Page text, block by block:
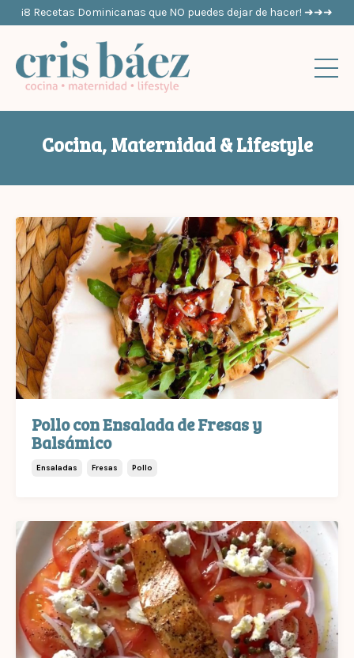
¡8 Recetas Dominicanas que NO puedes dejar de hacer! ➜➜➜
Cocina, Maternidad & Lifestyle
Pollo con Ensalada de Fresas y
Balsámico
Ensaladas Fresas Pollo